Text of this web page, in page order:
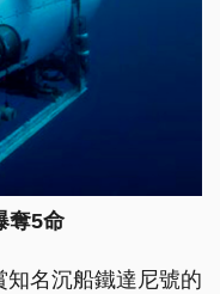
奪5命
名沉船鐵達尼號的